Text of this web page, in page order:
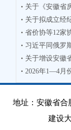
隆重举
关于《安徽省
求意见
关于拟成立经
知
省价协等12家
年度徽
习近平同俄罗
关于增设安徽
程咨询
2026年1—4月
况
地址：安徽省合
建设